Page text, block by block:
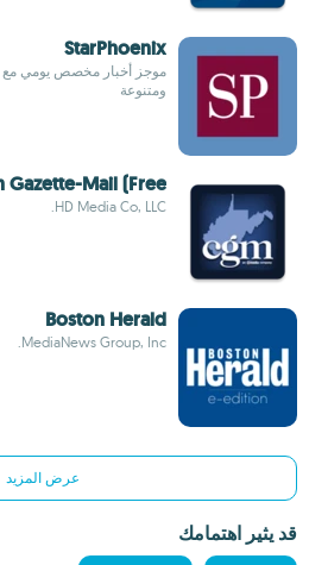
StarPhoenix
موجز أخبار مخصص يومي مع
ومتنوعة
Gazette-Mail (Free)
HD Media Co, LLC.
Boston Herald
MediaNews Group, Inc.
عرض المزيد
قد يثير اهتمامك